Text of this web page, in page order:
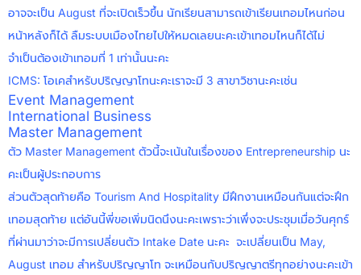
อาจจะเป็น August ที่จะเปิดเร็วขึ้น นักเรียนสามารถเข้าเรียนเทอมไหนก่อน
หน้าหลังก็ได้ ลืมระบบเมืองไทยไปให้หมดเลยนะคะเข้าเทอมไหนก็ได้ไม่
จำเป็นต้องเข้าเทอมที่ 1 เท่านั้นนะคะ
ICMS: โอเคสำหรับปริญญาโทนะคะเราจะมี 3 สาขาวิชานะคะเช่น
Event Management
International Business
Master Management
ตัว Master Management ตัวนี้จะเน้นในเรื่องของ Entrepreneurship นะ
คะเป็นผู้ประกอบการ
ส่วนตัวสุดท้ายคือ Tourism And Hospitality มีฝึกงานเหมือนกันแต่จะฝึก
เทอมสุดท้าย แต่อันนี้พี่ขอเพิ่มนิดนึงนะคะเพราะว่าเพึ่งจะประชุมเมื่อวันศุกร์
ที่ผ่านมาว่าจะมีการเปลี่ยนตัว Intake Date นะคะ จะเปลี่ยนเป็น May,
August เทอม สำหรับปริญญาโท จะเหมือนกับปริญญาตรีทุกอย่างนะคะเข้า